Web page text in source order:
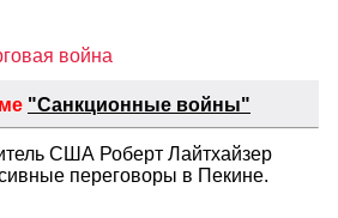
война
"Санкционные войны"
США Роберт Лайтхайзер
переговоры в Пекине.